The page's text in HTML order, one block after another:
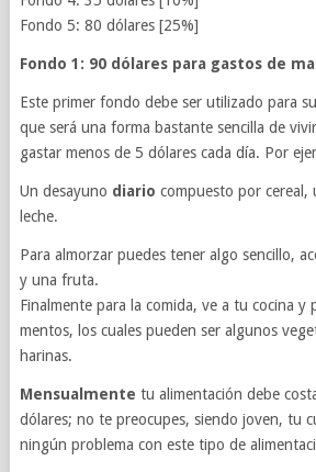
Fondo 5: 80 dólares [25%]
Fondo 1: 90 dólares para gas­tos de
Este primer fondo debe ser uti­lizado para
que será una forma bas­tante sen­cilla de
gas­tar menos de 5 dólares cada día. Por
Un desayuno diario com­puesto por cereal,
leche.
Para almorzar puedes tener algo sen­cillo,
y una fruta.
Final­mente para la comida, ve a tu cocina
men­tos, los cuales pueden ser algunos
harinas.
Men­su­al­mente tu ali­mentación debe
dólares; no te pre­ocu­pes, siendo joven, tu
ningún prob­lema con este tipo de